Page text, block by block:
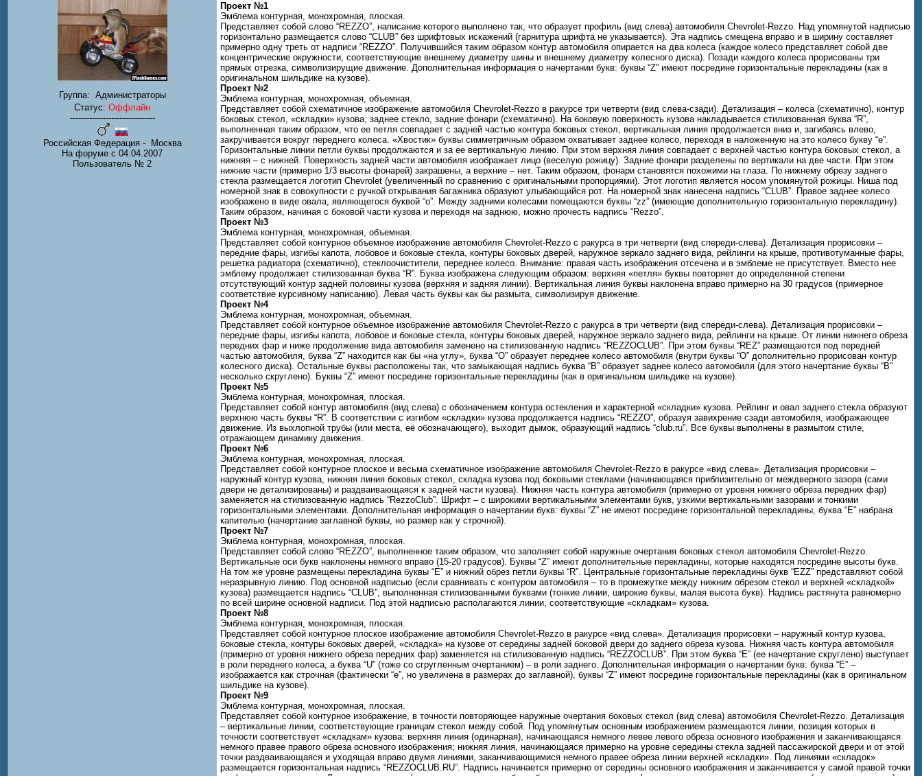
Группа: Администраторы
Статус: Оффлайн
-------------------------------
Российская Федерация - Москва
На форуме с 04.04.2007
Пользователь № 2
Проект №1
Эмблема контурная, монохромная, плоская.
Представляет собой слово “REZZO”, написание которого выполнено так, что образует профиль (вид слева) автомобиля Chevrolet-Rezzo. Над упомянутой надписью
горизонтально размещается слово “CLUB” без шрифтовых искажений (гарнитура шрифта не указывается). Эта надпись смещена вправо и в ширину составляет
примерно одну треть от надписи “REZZO”. Получившийся таким образом контур автомобиля опирается на два колеса (каждое колесо представляет собой две
концентрические окружности, соответствующие внешнему диаметру шины и внешнему диаметру колесного диска). Позади каждого колеса прорисованы три
прямых отрезка, символизирущие движение. Дополнительная информация о начертании букв: буквы “Z” имеют посредине горизонтальные перекладины (как в
оригинальном шильдике на кузове).
Проект №2
Эмблема контурная, монохромная, объемная.
Представляет собой схематичное изображение автомобиля Chevrolet-Rezzo в ракурсе три четверти (вид слева-сзади). Детализация – колеса (схематично), контур
боковых стекол, «складки» кузова, заднее стекло, задние фонари (схематично). На боковую поверхность кузова накладывается стилизованная буква “R”,
выполненная таким образом, что ее петля совпадает с задней частью контура боковых стекол, вертикальная линия продолжается вниз и, загибаясь влево,
закручивается вокруг переднего колеса. «Хвостик» буквы симметричным образом охватывает заднее колесо, переходя в наложенную на это колесо букву “e”.
Горизонтальные линии петли буквы продолжаются и за ее вертикальную линию. При этом верхняя линия совпадает с верхней частью контура боковых стекол, а
нижняя – с нижней. Поверхность задней части автомобиля изображает лицо (веселую рожицу). Задние фонари разделены по вертикали на две части. При этом
нижние части (примерно 1/3 высоты фонарей) закрашены, а верхние – нет. Таким образом, фонари становятся похожими на глаза. По нижнему обрезу заднего
стекла размещается логотип Chevrolet (увеличенный по сравнению с оригинальными пропорциями). Этот логотип является носом упомянутой рожицы. Ниша под
номерной знак в совокупности с ручкой открывания багажника образуют улыбающийся рот. На номерной знак нанесена надпись “CLUB”. Правое заднее колесо
изображено в виде овала, являющегося буквой “o”. Между задними колесами помещаются буквы “zz” (имеющие дополнительную горизонтальную перекладину).
Таким образом, начиная с боковой части кузова и переходя на заднюю, можно прочесть надпись “Rezzo”.
Проект №3
Эмблема контурная, монохромная, объемная.
Представляет собой контурное объемное изображение автомобиля Chevrolet-Rezzo с ракурса в три четверти (вид спереди-слева). Детализация прорисовки –
передние фары, изгибы капота, лобовое и боковые стекла, контуры боковых дверей, наружное зеркало заднего вида, рейлинги на крыше, противотуманные фары,
решетка радиатора (схематично), стеклоочистители, переднее колесо. Внимание: правая часть изображения отсечена и в эмблеме не присутствует. Вместо нее
эмблему продолжает стилизованная буква “R”. Буква изображена следующим образом: верхняя «петля» буквы повторяет до определенной степени
отсутствующий контур задней половины кузова (верхняя и задняя линии). Вертикальная линия буквы наклонена вправо примерно на 30 градусов (примерное
соответствие курсивному написанию). Левая часть буквы как бы размыта, символизируя движение.
Проект №4
Эмблема контурная, монохромная, объемная.
Представляет собой контурное объемное изображение автомобиля Chevrolet-Rezzo с ракурса в три четверти (вид спереди-слева). Детализация прорисовки –
передние фары, изгибы капота, лобовое и боковые стекла, контуры боковых дверей, наружное зеркало заднего вида, рейлинги на крыше. От линии нижнего обреза
передних фар и ниже продолжение вида автомобиля заменено на стилизованную надпись “REZZOCLUB”. При этом буквы “REZ” размещаются под передней
частью автомобиля, буква “Z” находится как бы «на углу», буква “O” образует переднее колесо автомобиля (внутри буквы “O” дополнительно прорисован контур
колесного диска). Остальные буквы расположены так, что замыкающая надпись буква “B” образует заднее колесо автомобиля (для этого начертание буквы “B”
несколько скруглено). Буквы “Z” имеют посредине горизонтальные перекладины (как в оригинальном шильдике на кузове).
Проект №5
Эмблема контурная, монохромная, плоская.
Представляет собой контур автомобиля (вид слева) с обозначением контура остекления и характерной «складки» кузова. Рейлинг и овал заднего стекла образуют
верхнюю часть буквы “R”. В соответствии с изгибом «складки» кузова продолжается надпись “REZZO”, образуя завихрение сзади автомобиля, изображающее
движение. Из выхлопной трубы (или места, её обозначающего), выходит дымок, образующий надпись “club.ru”. Все буквы выполнены в размытом стиле,
отражающем динамику движения.
Проект №6
Эмблема контурная, монохромная, плоская.
Представляет собой контурное плоское и весьма схематичное изображение автомобиля Chevrolet-Rezzo в ракурсе «вид слева». Детализация прорисовки –
наружный контур кузова, нижняя линия боковых стекол, складка кузова под боковыми стеклами (начинающаяся приблизительно от междверного зазора (сами
двери не детализированы) и раздваивающаяся к задней части кузова). Нижняя часть контура автомобиля (примерно от уровня нижнего обреза передних фар)
заменяется на стилизованную надпись “RezzoClub”. Шрифт – с широкими вертикальными элементами букв, узкими вертикальными зазорами и тонкими
горизонтальными элементами. Дополнительная информация о начертании букв: буквы “Z” не имеют посредине горизонтальной перекладины, буква “E” набрана
капителью (начертание заглавной буквы, но размер как у строчной).
Проект №7
Эмблема контурная, монохромная, плоская.
Представляет собой слово “REZZO”, выполненное таким образом, что заполняет собой наружные очертания боковых стекол автомобиля Chevrolet-Rezzo.
Вертикальные оси букв наклонены немного вправо (15-20 градусов). Буквы “Z” имеют дополнительные перекладины, которые находятся посредине высоты букв.
На том же уровне размещены перекладина буквы “E” и нижний обрез петли буквы “R”. Центральные горизонтальные перекладины букв “EZZ” представляют собой
неразрывную линию. Под основной надписью (если сравнивать с контуром автомобиля – то в промежутке между нижним обрезом стекол и верхней «складкой»
кузова) размещается надпись “CLUB”, выполненная стилизованными буквами (тонкие линии, широкие буквы, малая высота букв). Надпись растянута равномерно
по всей ширине основной надписи. Под этой надписью располагаются линии, соответствующие «складкам» кузова.
Проект №8
Эмблема контурная, монохромная, плоская.
Представляет собой контурное плоское изображение автомобиля Chevrolet-Rezzo в ракурсе «вид слева». Детализация прорисовки – наружный контур кузова,
боковые стекла, контуры боковых дверей, «складка» на кузове от середины задней боковой двери до заднего обреза кузова. Нижняя часть контура автомобиля
(примерно от уровня нижнего обреза передних фар) заменяется на стилизованную надпись “REZZOCLUB”. При этом буква “E” (ее начертание скруглено) выступает
в роли переднего колеса, а буква “U” (тоже со сгругленным очертанием) – в роли заднего. Дополнительная информация о начертании букв: буква “E” –
изображается как строчная (фактически “e”, но увеличена в размерах до заглавной), буквы “Z” имеют посредине горизонтальные перекладины (как в оригинальном
шильдике на кузове).
Проект №9
Эмблема контурная, монохромная, плоская.
Представляет собой контурное изображение, в точности повторяющее наружные очертания боковых стекол (вид слева) автомобиля Chevrolet-Rezzo. Детализация
– вертикальные линии, соответствующие границам стекол между собой. Под упомянутым основным изображением размещаются линии, позиция которых в
точности соответствует «складкам» кузова: верхняя линия (одинарная), начинающаяся немного левее левого обреза основного изображения и заканчивающаяся
немного правее правого обреза основного изображения; нижняя линия, начинающаяся примерно на уровне середины стекла задней пассажирской двери и от этой
точки раздваивающаяся и уходящая вправо двумя линиями, заканчивающимися немного правее обреза линии верхней «складки». Под линиями «складок»
размещается горизонтальная надпись “REZZOCLUB.RU”. Надпись начинается примерно от середины основного изображения и заканчивается у самой правой точки